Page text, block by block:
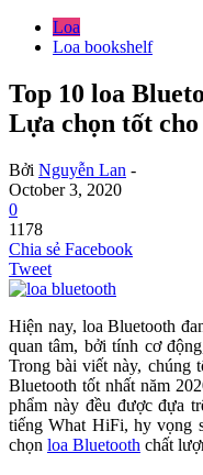
Loa
Loa bookshelf
Top 10 loa
Lựa chọn tốt
Bởi Nguyễn Lan -
October 3, 2020
0
1178
Chia sẻ Facebook
Tweet
Hiện nay, loa Bluetooth
quan tâm, bởi tính cơ
Trong bài viết này, chúng
Bluetooth tốt nhất năm
phẩm này đều được đựa
tiếng What HiFi, hy vọng
chọn loa Bluetooth chất